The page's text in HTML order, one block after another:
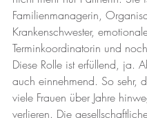
Familienmanagerin,
Krankenschwester,
Terminkoordinatorin und
Diese Rolle ist erfüllend, ja.
auch einnehmend. So sehr,
viele Frauen über Jahre
verlieren. Die